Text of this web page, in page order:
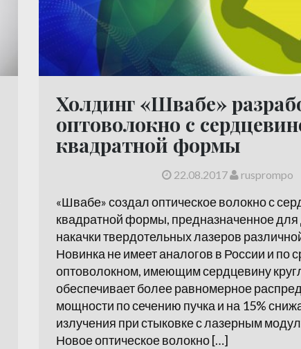
Холдинг «Швабе»
оптоволокно с
квадратной формы
22.08.2017 rusprompo
«Швабе» создал оптическое волокно с
квадратной формы, предназначенное
накачки твердотельных лазеров
Новинка не имеет аналогов в России и по
оптоволокном, имеющим сердцевину
обеспечивает более равномерное
мощности по сечению пучка и на 15%
излучения при стыковке с лазерным
Новое оптическое волокно […]